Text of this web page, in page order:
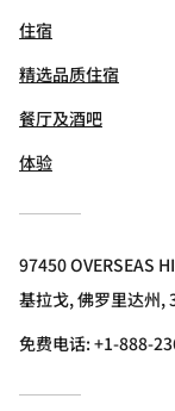
住宿
精选品质住宿
餐厅及酒吧
体验
97450 OVERSEAS
基拉戈, 佛罗里达州,
免费电话:+1-888-